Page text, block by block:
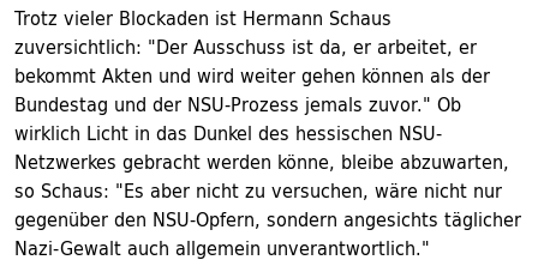
Trotz vieler Blockaden ist Hermann Schaus
zuversichtlich: "Der Ausschuss ist da, er arbeitet, er
bekommt Akten und wird weiter gehen können als der
Bundestag und der NSU-Prozess jemals zuvor." Ob
wirklich Licht in das Dunkel des hessischen NSU-
Netzwerkes gebracht werden könne, bleibe abzuwarten,
so Schaus: "Es aber nicht zu versuchen, wäre nicht nur
gegenüber den NSU-Opfern, sondern angesichts täglicher
Nazi-Gewalt auch allgemein unverantwortlich."